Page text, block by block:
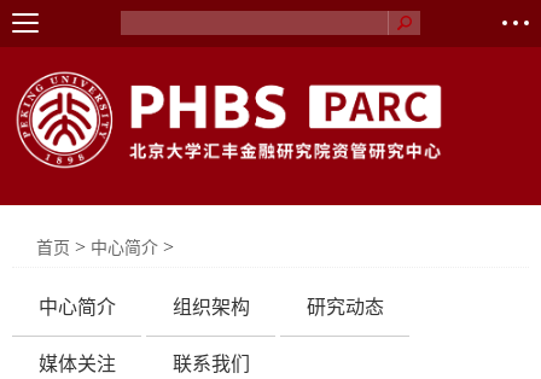
首页 > 中心简介 >
中心简介 组织架构 研究动态
媒体关注 联系我们